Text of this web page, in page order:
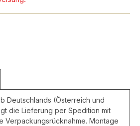
Deutschlands (Österreich und
die Lieferung per Spedition mit
Verpackungsrücknahme. Montage